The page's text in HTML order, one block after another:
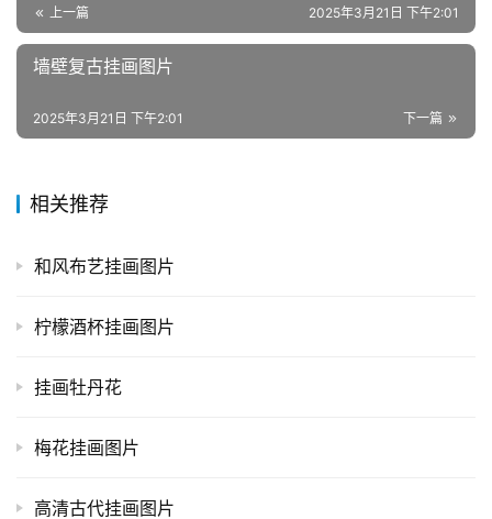
上一篇 2025年3月21日 下午2:01
墙壁复古挂画图片
下一篇
2025年3月21日 下午2:01
相关推荐
和风布艺挂画图片
柠檬酒杯挂画图片
挂画牡丹花
梅花挂画图片
高清古代挂画图片